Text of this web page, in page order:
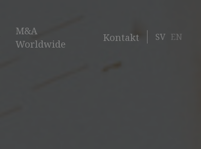
M&A
Worldwide
Kontakt SV EN